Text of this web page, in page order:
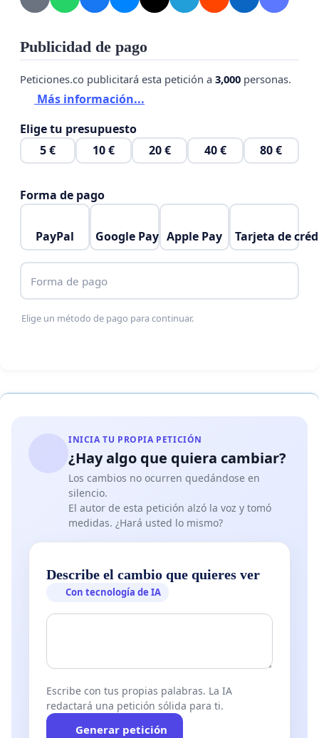
Publicidad de pago
Peticiones.co publicitará esta petición a 3,000 personas.
Más información...
Elige tu presupuesto
5 €
10 € 20 € 40 € 80 €
Forma de pago
PayPal Google Pay Apple Pay Tarjeta de
Forma de pago
Elige un método de pago para continuar.
INICIA TU PROPIA PETICIÓN
¿Hay algo que quiera cambiar?
Los cambios no ocurren quedándose en
silencio.
El autor de esta petición alzó la voz y tomó
medidas. ¿Hará usted lo mismo?
Describe el cambio que quieres ver
Con tecnología de IA
Escribe con tus propias palabras. La IA
redactará una petición sólida para ti.
Generar petición